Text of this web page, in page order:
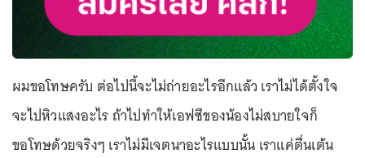
ผมขอโทษครับ ต่อไปนี้จะไม่ถ่ายอะไรอีกแล้ว เราไม่ได้ตั้งใจ
จะไปหิวแสงอะไร ถ้าไปทำให้เอฟซีของน้องไม่สบายใจก็
ขอโทษด้วยจริงๆ เราไม่มีเจตนาอะไรแบบนั้น เราแค่ตื่นเต้น